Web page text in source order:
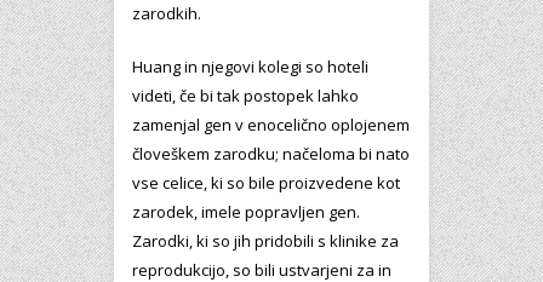
zarodkih.
Huang in njegovi kolegi so hoteli
videti, če bi tak postopek lahko
zamenjal gen v enocelično oplojenem
človeškem zarodku; načeloma bi nato
vse celice, ki so bile proizvedene kot
zarodek, imele popravljen gen.
Zarodki, ki so jih pridobili s klinike za
reprodukcijo, so bili ustvarjeni za in